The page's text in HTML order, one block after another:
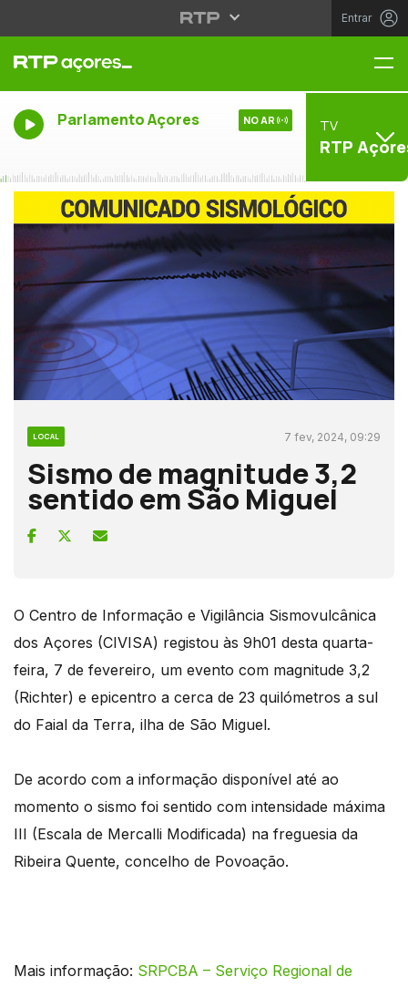
Entrar
Parlamento Açores NO AR TV
RTP
LOCAL 7 fev, 2024, 09:29
Sismo de magnitude 3,2
sentido em São Miguel
O Centro de Informação e Vigilância Sismovulcânica
dos Açores (CIVISA) registou às 9h01 desta quarta-
feira, 7 de fevereiro, um evento com magnitude 3,2
(Richter) e epicentro a cerca de 23 quilómetros a sul
do Faial da Terra, ilha de São Miguel.
De acordo com a informação disponível até ao
momento o sismo foi sentido com intensidade máxima
III (Escala de Mercalli Modificada) na freguesia da
Ribeira Quente, concelho de Povoação.
Mais informação: SRPCBA – Serviço Regional de